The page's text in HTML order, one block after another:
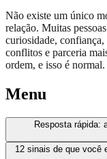
Não existe um único
relação. Muitas
curiosidade,
conflitos e parceria
ordem, e isso é normal.
Menu
Resposta rápida:
12 sinais de que você